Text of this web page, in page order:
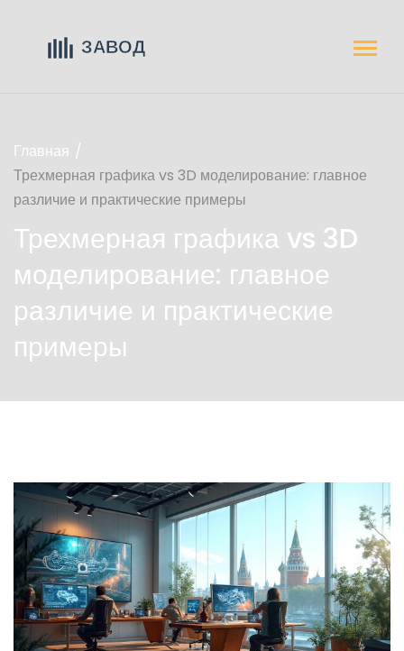
Главная
Трехмерная графика vs 3D моделирование: главное
различие и практические примеры
Трехмерная графика vs 3D
моделирование: главное
различие и практические
примеры